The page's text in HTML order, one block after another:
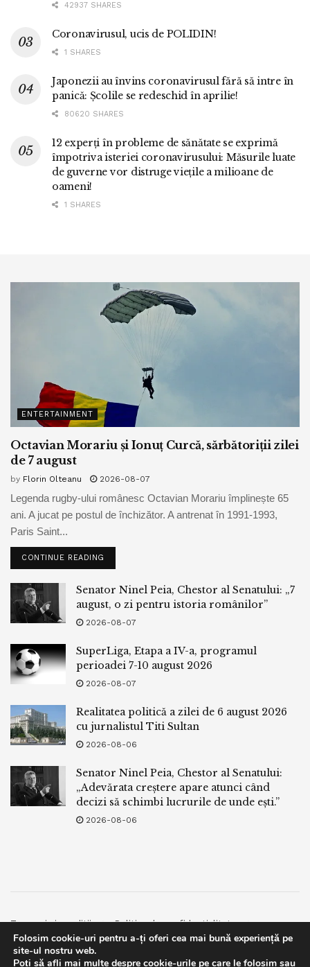
42937 SHARES
Coronavirusul, ucis de POLIDIN!
1 SHARES
Japonezii au învins coronavirusul fără să intre în
panică: Școlile se redeschid în aprilie!
80620 SHARES
12 experți în probleme de sănătate se exprimă
împotriva isteriei coronavirusului: Măsurile luate
de guverne vor distruge viețile a milioane de
oameni!
1 SHARES
ENTERTAINMENT
Octavian Morariu și Ionuț Curcă, sărbătoriții zilei
de 7 august
by Florin Olteanu 2026-08-07
Legenda rugby-ului românesc Octavian Morariu împlinește 65
ani. A jucat pe postul de închizător. A antrenat în 1991-1993,
Paris Saint...
CONTINUE READING
Senator Ninel Peia, Chestor al Senatului: „7
august, o zi pentru istoria românilor”
2026-08-07
SuperLiga, Etapa a IV-a, programul
perioadei 7-10 august 2026
2026-08-07
Realitatea politică a zilei de 6 august 2026
cu jurnalistul Titi Sultan
2026-08-06
Senator Ninel Peia, Chestor al Senatului:
„Adevărata creștere apare atunci când
decizi să schimbi lucrurile de unde ești.”
2026-08-06
Termeni si conditii
Politica de confidentialitate
Facebook
Contact
© 2019bpnews- Business & Politics Newsbpnews.
Folosim cookie-uri pentru a-ți oferi cea mai bună experiență pe
site-ul nostru web.
Poți să afli mai multe despre cookie-urile pe care le folosim sau